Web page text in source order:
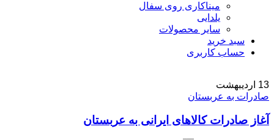
میناکاری روی سفال
یلدایی
سایر محصولات
سبد خرید
حساب کاربری
13 اردیبهشت
صادرات به عربستان
آغاز صادرات کالاهای ایرانی به عربستان